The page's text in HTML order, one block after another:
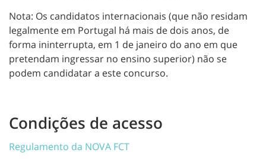
Nota: Os candidatos internacionais (que não residam
legalmente em Portugal há mais de dois anos, de
forma ininterrupta, em 1 de janeiro do ano em que
pretendam ingressar no ensino superior) não se
podem candidatar a este concurso.
Condições de acesso
Regulamento da NOVA FCT